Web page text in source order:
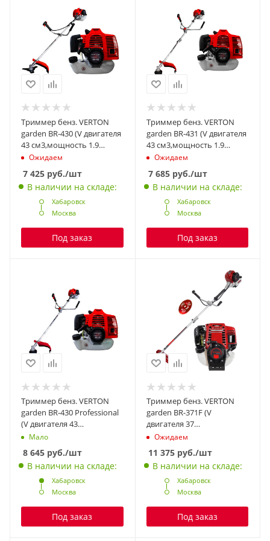
Триммер бенз. VERTON
garden BR-430 (V двигателя
43 см3,мощность 1.9
л.с./1.4 кВт,цельная
3т,катушка)
Ожидаем
7 425 руб./шт
В наличии на складе:
Хабаровск
Москва
Под заказ
Триммер бенз. VERTON
garden BR-431 (V двигателя
43 см3,мощность 1.9
л.с./1.4 кВт,разборная
3т,катушка)
Ожидаем
7 685руб./шт
В наличии на складе:
Хабаровск
Москва
Под заказ
Триммер бенз. VERTON
garden BR-430 Professional
(V двигателя 43
см3,мощность 1.9 л.с./1.4
кВт,профессиональный
ранец,цельная
штанга,диск 40т,катушка)
Мало
8 645 руб./шт
В наличии на складе:
Хабаровск
Москва
Под заказ
Триммер бенз. VERTON
garden BR-371F (V
двигателя 37
см3,мощность 1.4 л.с./1,1
кВт,проффесиональный
ранец,разборная
штанга,диск 40т,катушка) +
Диск для триммера
VERTON DOUBLE MOWING
TD02 (внеш. Ø 255 мм,
посад. Ø 25.4 мм, 40 зуб,
напайки победит., ТРИ
Ожидаем
11 375руб./шт
В наличии на складе:
Хабаровск
Москва
Под заказ